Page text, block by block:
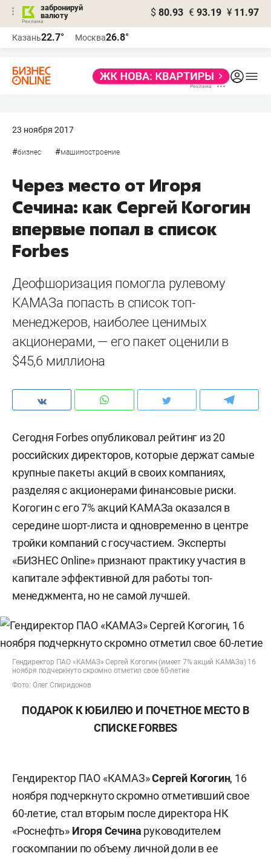
забронируй
валюту
$ 80.93 € 93.19 ¥ 11.97
Казань22.7° Москва26.8°
23 ноября 2017
#бизнес #машиностроение
Через место от Игоря
Сечина: как Сергей Когогин
впервые попал в список
Forbes
Деофшоризация помогла рулевому
КАМАЗа попасть в список топ-
менеджеров, наиболее ценимых
акционерами, — его пакет оценили в
$45,6 миллиона
Сегодня Forbes опубликовал рейтинг из 20
российских директоров, которые держат самые
крупные пакеты акций в своих компаниях,
разделяя с акционерами финансовые риски.
Когогин с его 7% акций КАМАЗа оказался в
середине шорт-листа и одновременно в центре
тройки компаний с госучастием. Эксперты
«БИЗНЕС Online» признают практику участия в
капитале эффективной для работы топ-
менеджмента, но не самой лучшей.
Гендиректор ПАО «КАМАЗ» Сергей Когогин (имеет 7% акций КАМАЗа) 16
ноября подчеркнуто скромно отметил свое 60-летие
Фото: Олег Спиридонов
ПОДАРОК К ЮБИЛЕЮ И ПОЧЕТНОЕ МЕСТО В
СПИСКЕFORBES
Гендиректор ПАО «КАМАЗ»Сергей Когогин, 16
ноября подчеркнуто скромно отметивший свое
60-летие, стал вторым после директора НК
«Роснефть» Игоря Сечина руководителем
госкомпании по объему личной доли в ее